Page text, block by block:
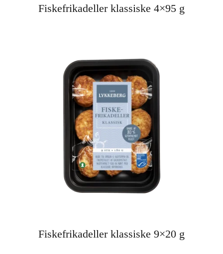
Fiskefrikadeller klassiske 4×95 g
Fiskefrikadeller klassiske 9×20 g